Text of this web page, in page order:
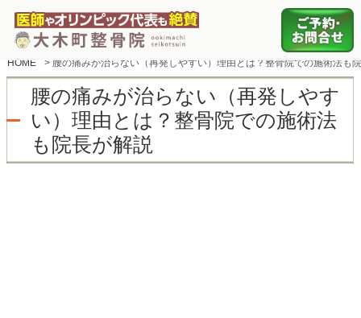
HOME > 腰の痛みが治らない（再発しやすい）理由とは？整骨院での施術法も
腰の痛みが治らない（再発しやす
い）理由とは？整骨院での施術法
も院長が解説